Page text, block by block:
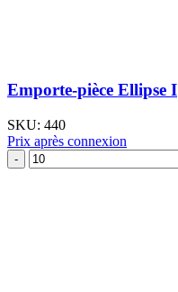
Emporte-pièce Ellipse I
SKU: 440
Prix après connexion